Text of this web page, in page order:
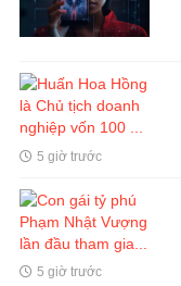
5 giờ trước
5 giờ trước